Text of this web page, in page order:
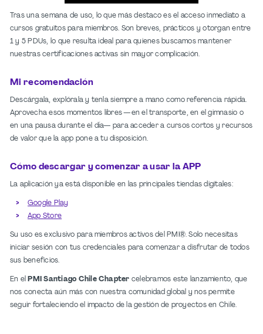
Tras una semana de uso, lo que más destaco es el acceso inmediato a
cursos gratuitos para miembros. Son breves, prácticos y otorgan entre
1 y 5 PDUs, lo que resulta ideal para quienes buscamos mantener
nuestras certificaciones activas sin mayor complicación.
Mi recomendación
Descárgala, explórala y tenla siempre a mano como referencia rápida.
Aprovecha esos momentos libres —en el transporte, en el gimnasio o
en una pausa durante el día— para acceder a cursos cortos y recursos
de valor que la app pone a tu disposición.
Cómo descargar y comenzar a usar la APP
La aplicación ya está disponible en las principales tiendas digitales:
Google Play
App Store
Su uso es exclusivo para miembros activos del PMI®. Solo necesitas
iniciar sesión con tus credenciales para comenzar a disfrutar de todos
sus beneficios.
En el PMI Santiago Chile Chapter celebramos este lanzamiento, que
nos conecta aún más con nuestra comunidad global y nos permite
seguir fortaleciendo el impacto de la gestión de proyectos en Chile.